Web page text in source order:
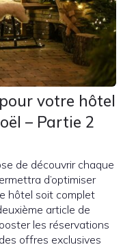
votre hôtel
– Partie 2
de découvrir chaque
d’optimiser
hôtel soit complet
article de
les réservations
offres exclusives